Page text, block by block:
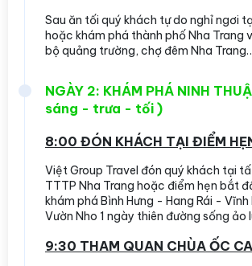
Sau ăn tối quý khách tự do nghỉ ngơi
hoặc khám phá thành phố Nha Trang
bộ quảng trường, chợ đêm Nha
NGÀY 2: KHÁM PHÁ NINH
sáng - trưa - tối )
8:00 ĐÓN KHÁCH TẠI ĐIỂM
Việt Group Travel đón quý khách tại
TTTP Nha Trang hoặc điểm hẹn bắt
khám phá Bình Hưng - Hang Rái -
Vườn Nho 1 ngày thiên đường sống ảo
9:30 THAM QUAN CHÙA ỐC